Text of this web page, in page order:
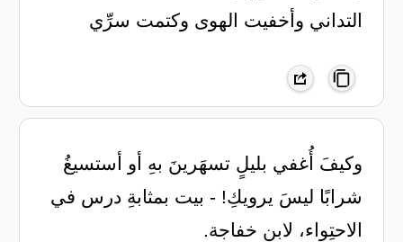
التداني ‏وأخفيت الهوى وكتمت سرِّي
‏وكيفَ أُغفي بليلٍ تسهَرينَ بهِ ‏أو أستسيغُ
شرابًا ليسَ يرويكِ! ‏- بيت بمثابةِ درس في
الاحتِواء، لابن خفاجة.